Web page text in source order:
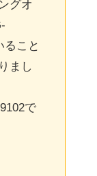
グオ
ること
まし
で